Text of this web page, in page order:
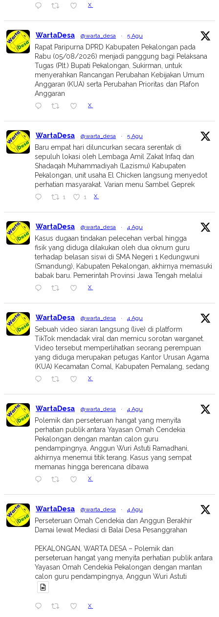
X
WartaDesa @warta_desa · 5 Agu
Rapat Paripurna DPRD Kabupaten Pekalongan pada
Rabu (05/08/2026) menjadi panggung bagi Pelaksana
Tugas (Plt.) Bupati Pekalongan, Sukirman, untuk
menyerahkan Rancangan Perubahan Kebijakan Umum
Anggaran (KUA) serta Perubahan Prioritas dan Plafon
Anggaran
X
WartaDesa @warta_desa · 5 Agu
Baru empat hari diluncurkan secara serentak di
sepuluh lokasi oleh Lembaga Amil Zakat Infaq dan
Shadaqah Muhammadiyah (Lazismu) Kabupaten
Pekalongan, unit usaha El Chicken langsung menyedot
perhatian masyarakat. Varian menu Sambel Geprek
1 1 X
WartaDesa @warta_desa · 4 Agu
Kasus dugaan tindakan pelecehan verbal hingga
fisik yang diduga dilakukan oleh dua oknum guru
terhadap belasan siswi di SMA Negeri 1 Kedungwuni
(Smandung), Kabupaten Pekalongan, akhirnya memasuki
babak baru. Pemerintah Provinsi Jawa Tengah melalui
X
WartaDesa @warta_desa · 4 Agu
Sebuah video siaran langsung (live) di platform
TikTok mendadak viral dan memicu sorotan warganet.
Video tersebut memperlihatkan seorang perempuan
yang diduga merupakan petugas Kantor Urusan Agama
(KUA) Kecamatan Comal, Kabupaten Pemalang, sedang
X
WartaDesa @warta_desa · 4 Agu
Polemik dan perseteruan hangat yang menyita
perhatian publik antara Yayasan Omah Cendekia
Pekalongan dengan mantan calon guru
pendampingnya, Anggun Wuri Astuti Ramadhani,
akhirnya menemui titik terang. Kasus yang sempat
memanas hingga berencana dibawa
X
WartaDesa @warta_desa · 4 Agu
Perseteruan Omah Cendekia dan Anggun Berakhir
Damai lewat Mediasi di Balai Desa Pesanggrahan
PEKALONGAN, WARTA DESA – Polemik dan
perseteruan hangat yang menyita perhatian publik antara
Yayasan Omah Cendekia Pekalongan dengan mantan
calon guru pendampingnya, Anggun Wuri Astuti
X